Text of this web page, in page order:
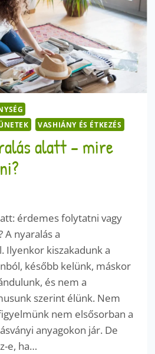
VASHIÁNY ÉS ÉTKEZÉS
alatt – mire
érdemes folytatni vagy
A nyaralás a
Ilyenkor kiszakadunk a
később kelünk, máskor
és nem a
szerint élünk. Nem
nem elsősorban a
anyagokon jár. De
e, ha…